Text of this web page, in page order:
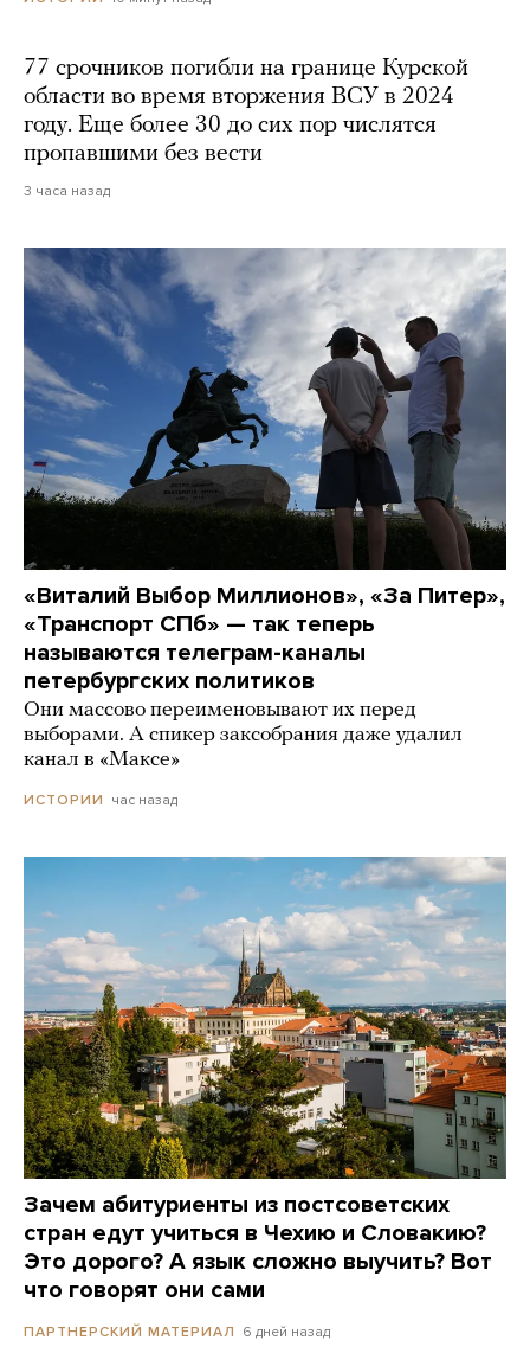
77 срочников погибли на границе Курской
области во время вторжения ВСУ в 2024
году. Еще более 30 до сих пор числятся
пропавшими без вести
3 часа назад
«Виталий Выбор Миллионов», «За Питер»,
«Транспорт СПб» — так теперь
называются телеграм-каналы
петербургских политиков
Они массово переименовывают их перед
выборами. А спикер заксобрания даже удалил
канал в «Максе»
ИСТОРИИ час назад
Зачем абитуриенты из постсоветских
стран едут учиться в Чехию и Словакию?
Это дорого? А язык сложно выучить? Вот
что говорят они сами
ПАРТНЕРСКИЙ МАТЕРИАЛ 6 дней назад